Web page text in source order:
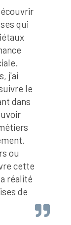
qui
j'ai
le
dans
ou
cette
réalité
de